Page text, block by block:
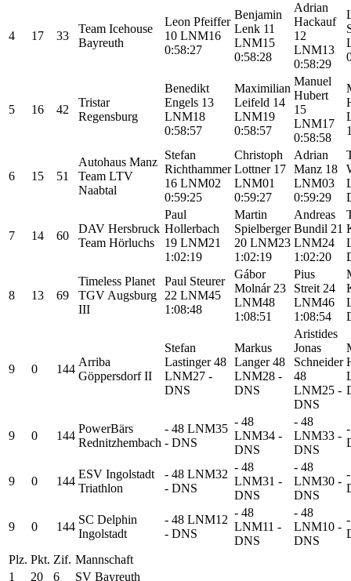
4 17 33
Team Icehouse
Bayreuth
Leon Pfeiffer
10 LNM16
0:58:27
Benjamin
Lenk 11
LNM15
0:58:28
Adrian
Hackauf
12
LNM13
0:58:29
5 16 42
Tristar
Regensburg
Benedikt
Engels 13
LNM18
0:58:57
Maximilian
Leifeld 14
LNM19
0:58:57
Manuel
Hubert
15
LNM17
0:58:58
6 15 51
Autohaus Manz
Team LTV
Naabtal
Stefan
Richthammer
16 LNM02
0:59:25
Christoph
Lottner 17
LNM01
0:59:27
Adrian
Manz 18
LNM03
0:59:29
7 14 60
DAV Hersbruck
Team Hörluchs
Paul
Hollerbach
19 LNM21
1:02:19
Martin
Spielberger
20 LNM23
1:02:19
Andreas
Bundil 21
LNM24
1:02:20
8 13 69
Timeless Planet
TGV Augsburg
III
Paul Steurer
22 LNM45
1:08:48
Gábor
Molnár 23
LNM48
1:08:51
Pius
Streit 24
LNM46
1:08:54
9 0 144
Arriba
Göppersdorf II
Stefan
Lastinger 48
LNM27 -
DNS
Markus
Langer 48
LNM28 -
DNS
Aristides
Jonas
Schneider
48
LNM25 -
DNS
9 0 144
PowerBärs
Rednitzhembach
- 48 LNM35
- DNS
- 48
LNM34 -
DNS
- 48
LNM33 -
DNS
-
9 0 144
ESV Ingolstadt
Triathlon
- 48 LNM32
- DNS
- 48
LNM31 -
DNS
- 48
LNM30 -
DNS
-
9 0 144
SC Delphin
Ingolstadt
- 48 LNM12
- DNS
- 48
LNM11 -
DNS
- 48
LNM10 -
DNS
-
Plz. Pkt. Zif. Mannschaft
1
20 6
SV Bayreuth